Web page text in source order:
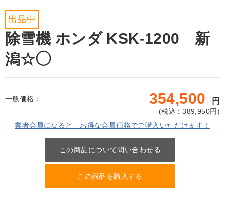
出品中
除雪機 ホンダ KSK-1200 新
潟☆◯
一般価格： 354,500 円
(税込 : 389,950円)
業者会員になると、お得な会員価格でご購入いただけます！
この商品について問い合わせる
この商品を購入する